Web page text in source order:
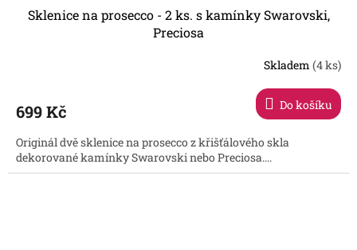
Sklenice na prosecco - 2 ks. s kamínky Swarovski,
Preciosa
Skladem (4 ks)
699 Kč Do košíku
Originál dvě sklenice na prosecco z křišťálového skla
dekorované kamínky Swarovski nebo Preciosa....